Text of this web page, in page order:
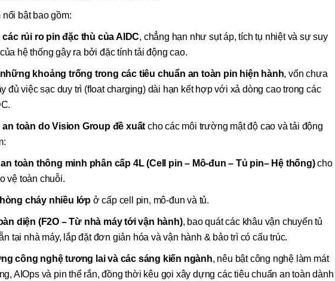
bật bao gồm:
các rủi ro pin đặc thù của AIDC, chẳng hạn như sụt áp, tích tụ nhiệt và sự suy
hệ thống gây ra bởi đặc tính tải động cao.
khoảng trống trong các tiêu chuẩn an toàn pin hiện hành, vốn chưa
đủ việc sạc duy trì (float charging) dài hạn kết hợp với xả dòng cao trong các
an toàn do Vision Group đề xuất cho các môi trường mật độ cao và tải động
toàn thông minh phân cấp 4L (Cell pin – Mô-đun – Tủ pin– Hệ thống)cho
vệ toàn chuỗi.
cháy nhiều lớp ở cấp cell pin, mô-đun và tủ.
diện (F2O – Từ nhà máy tới vận hành), bao quát các khâu vận chuyển tủ
tại nhà máy, lắp đặt đơn giản hóa và vận hành & bảo trì có cấu trúc.
công nghệ tương lai và các sáng kiến ngành, nêu bật công nghệ làm mát
AIOps và pin thể rắn, đồng thời kêu gọi xây dựng các tiêu chuẩn an toàn dành